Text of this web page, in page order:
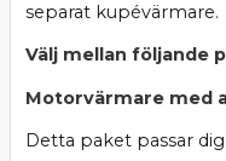
separat kupévärmare.
Välj mellan följande
Motorvärmare med
Detta paket passar